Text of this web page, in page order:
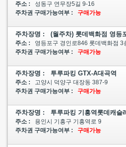
주소 :
성동구 연무장5길 9-16
주차권 구매가능여부 :
구매가능
주차장명 : (월주차) 롯데백화점 영등
주소 :
영등포구 경인로846 롯데백화점 3
주차권 구매가능여부 :
구매가능
주차장명 : 투루파킹 GTX-A대곡역
주소 :
고양시 덕양구 대장동 387-9
주차권 구매가능여부 :
구매가능
주차장명 : 투루파킹 기흥역롯데캐슬
주소 :
용인시 기흥구 기흥역로 9
주차권 구매가능여부 :
구매가능